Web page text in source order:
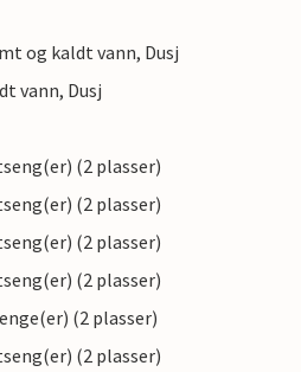
og kaldt vann, Dusj
vann, Dusj
(2 plasser)
(2 plasser)
(2 plasser)
(2 plasser)
(2 plasser)
(2 plasser)